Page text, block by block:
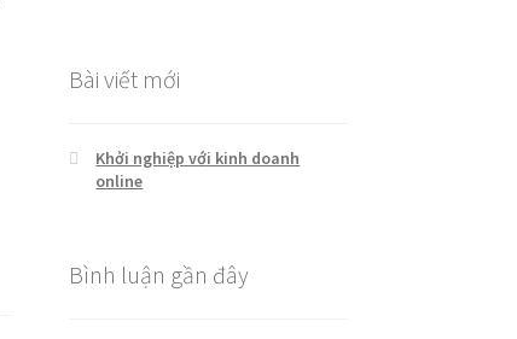
Bài viết mới
Khởi nghiệp với kinh doanh
online
Bình luận gần đây